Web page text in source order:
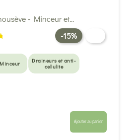
-15%
Draineurs et anti-
cellulite
Ajouter au panier